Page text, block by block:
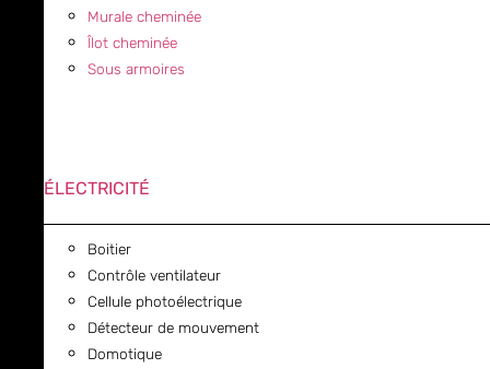
Murale cheminée
Îlot cheminée
Sous armoires
ÉLECTRICITÉ
Boitier
Contrôle ventilateur
Cellule photoélectrique
Détecteur de mouvement
Domotique